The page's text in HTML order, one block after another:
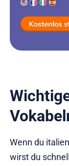
Wenn du
wirst du